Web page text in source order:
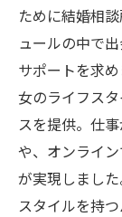
ために結婚相
ュールの中で
サポートを求
女のライフス
スを提供。仕
や、オンライ
が実現しまし
スタイルを持